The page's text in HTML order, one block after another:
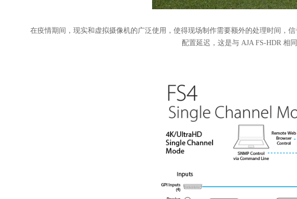
在疫情期间，现实和虚拟摄像机的广泛使用，使得现场制作需要额外的处理时间，
配置延迟，这是与 AJA FS-HDR 相